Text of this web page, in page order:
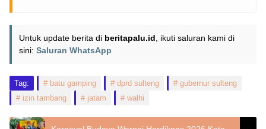
Untuk update berita di beritapalu.id , ikuti saluran kami di
sini: Saluran WhatsApp
Tag: batu gamping dprd sulteng
gubernur sulteng
izin tambang
jatam walhi